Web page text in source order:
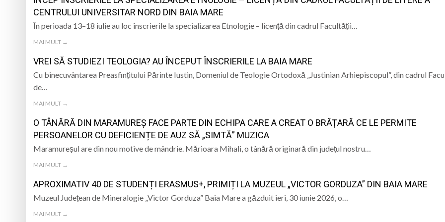
iar cealaltă merge mai departe?
Andreea-Mihaela Dunca, „ Profa de Geo”, îi invită astăzi pe sigheteni să
Atelier de lucru manual la Filiala „Traian” Baia Mare: Sunteți invitați să vă
Ce facem în weekend? Șase ateliere creative îi așteaptă pe băimăreni la
„Sprijin pentru seniorii băimăreni”: Proiect dedicat îngrijirii persoanelor
CENTRULUI UNIVERSITAR NORD DIN BAIA MARE
În perioada 13–18 iulie au loc înscrierile la specializarea Etnologie – licență din cadrul Facultății…
MAI MULT →
VREI SĂ STUDIEZI TEOLOGIA? AU ÎNCEPUT ÎNSCRIERILE LA BAIA MARE
Cu binecuvântarea Preasfințitului Părinte Iustin, Domeniul de Teologie Ortodoxă „Justinian Arhiepiscopul”, din cadrul
de…
MAI MULT →
O TÂNĂRĂ DIN MARAMUREȘ FACE PARTE DIN ECHIPA CARE A CREAT O BRĂȚARĂ CE LE PERMITE
PERSOANELOR CU DEFICIENȚE DE AUZ SĂ „SIMTĂ” MUZICA
Maramureșul are din nou motive de mândrie. Mărioara Mihali, o tânără originară din județul nostru…
MAI MULT →
APROXIMATIV 40 DE STUDENȚI ERASMUS+, PRIMIȚI LA MUZEUL „VICTOR GORDUZA” DIN BAIA MARE
Muzeul Județean de Mineralogie „Victor Gorduza” Baia Mare a găzduit ieri, 30 iunie 2026, o…
MAI MULT →